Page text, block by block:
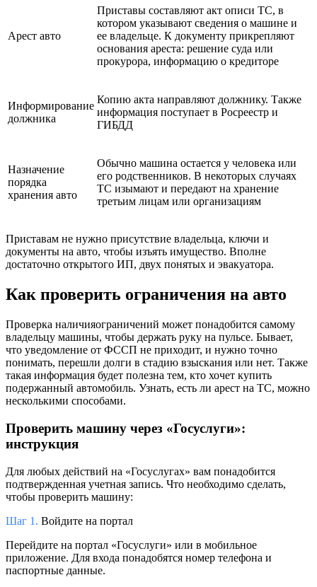
Арест авто
Приставы составляют акт описи ТС, в
котором указывают сведения о машине и
ее владельце. К документу прикрепляют
основания ареста: решение суда или
прокурора, информацию о кредиторе
Информирование
должника
Копию акта направляют должнику. Также
информация поступает в Росреестр и
ГИБДД
Назначение
порядка
хранения авто
Обычно машина остается у человека или
его родственников. В некоторых случаях
ТС изымают и передают на хранение
третьим лицам или организациям
Приставам не нужно присутствие владельца, ключи и
документы на авто, чтобы изъять имущество. Вполне
достаточно открытого ИП, двух понятых и эвакуатора.
Как проверить ограничения на авто
Проверка наличияограничений может понадобится самому
владельцу машины, чтобы держать руку на пульсе. Бывает,
что уведомление от ФССП не приходит, и нужно точно
понимать, перешли долги в стадию взыскания или нет. Также
такая информация будет полезна тем, кто хочет купить
подержанный автомобиль. Узнать, есть ли арест на ТС, можно
несколькими способами.
Проверить машину через «Госуслуги»:
инструкция
Для любых действий на «Госуслугах» вам понадобится
подтвержденная учетная запись. Что необходимо сделать,
чтобы проверить машину:
Шаг 1. Войдите на портал
Перейдите на портал «Госуслуги» или в мобильное
приложение. Для входа понадобятся номер телефона и
паспортные данные.